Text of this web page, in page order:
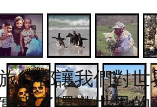
行都讓我們對